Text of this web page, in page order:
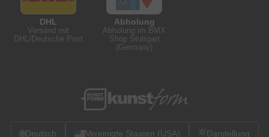
DHL
Versand mit
DHL/Deutsche Post
Abholung
Abholung im BMX
Shop Stuttgart
(Germany)
🌐Deutsch Vereinigte Staaten (USA) Darstellung